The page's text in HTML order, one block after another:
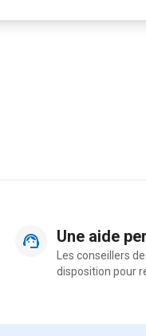
Une aide
Les conseillers
disposition pour